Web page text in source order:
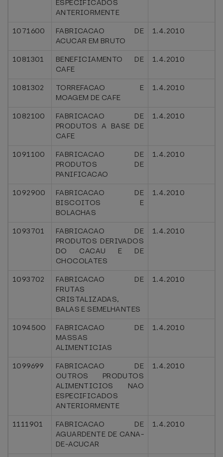
ESPECIFICADOS
ANTERIORMENTE
1071600
FABRICACAO DE
ACUCAR EM BRUTO
1.4.2010
1081301
BENEFICIAMENTO DE
CAFE
1.4.2010
1081302
TORREFACAO E
MOAGEM DE CAFE
1.4.2010
1082100
FABRICACAO DE
PRODUTOS A BASE DE
CAFE
1.4.2010
1091100
FABRICACAO DE
PRODUTOS DE
PANIFICACAO
1.4.2010
1092900
FABRICACAO DE
BISCOITOS E
BOLACHAS
1.4.2010
1093701
FABRICACAO DE
PRODUTOS DERIVADOS
DO CACAU E DE
CHOCOLATES
1.4.2010
1093702
FABRICACAO DE
FRUTAS
CRISTALIZADAS,
BALAS E SEMELHANTES
1.4.2010
1094500
FABRICACAO DE
MASSAS
ALIMENTICIAS
1.4.2010
1099699
FABRICACAO DE
OUTROS PRODUTOS
ALIMENTICIOS NAO
ESPECIFICADOS
ANTERIORMENTE
1.4.2010
1111901
FABRICACAO DE
AGUARDENTE DE CANA-
DE-ACUCAR
1.4.2010